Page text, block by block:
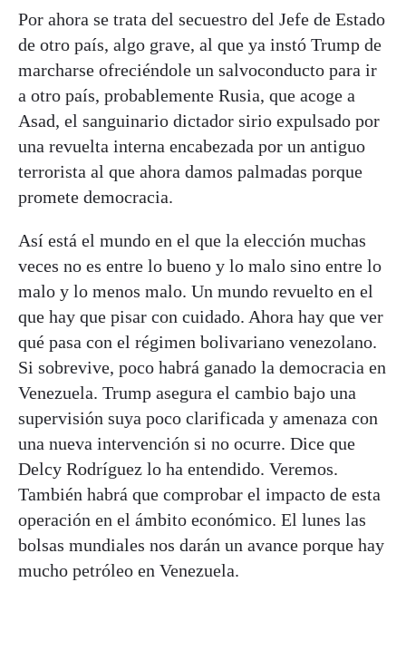
Por ahora se trata del secuestro del Jefe de Estado
de otro país, algo grave, al que ya instó Trump de
marcharse ofreciéndole un salvoconducto para ir
a otro país, probablemente Rusia, que acoge a
Asad, el sanguinario dictador sirio expulsado por
una revuelta interna encabezada por un antiguo
terrorista al que ahora damos palmadas porque
promete democracia.
Así está el mundo en el que la elección muchas
veces no es entre lo bueno y lo malo sino entre lo
malo y lo menos malo. Un mundo revuelto en el
que hay que pisar con cuidado. Ahora hay que ver
qué pasa con el régimen bolivariano venezolano.
Si sobrevive, poco habrá ganado la democracia en
Venezuela. Trump asegura el cambio bajo una
supervisión suya poco clarificada y amenaza con
una nueva intervención si no ocurre. Dice que
Delcy Rodríguez lo ha entendido. Veremos.
También habrá que comprobar el impacto de esta
operación en el ámbito económico. El lunes las
bolsas mundiales nos darán un avance porque hay
mucho petróleo en Venezuela.